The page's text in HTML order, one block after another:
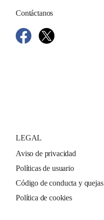
Contáctanos
LEGAL
Aviso de privacidad
Políticas de usuario
Código de conducta y quejas
Política de cookies